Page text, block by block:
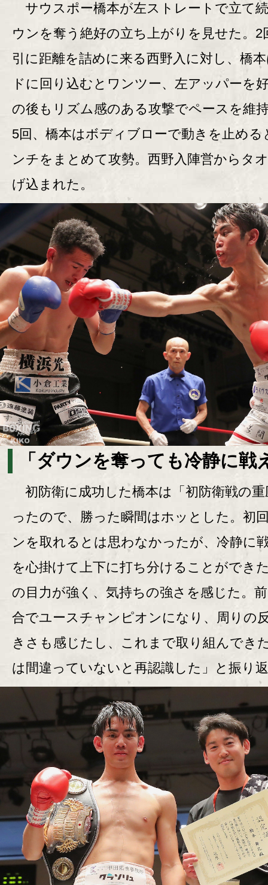
サウスポー橋本が左ストレートで立て
ウンを奪う絶好の立ち上がりを見せた。2
引に距離を詰めに来る西野入に対し、橋
ドに回り込むとワンツー、左アッパーを
の後もリズム感のある攻撃でペースを維
5回、橋本はボディブローで動きを止める
ンチをまとめて攻勢。西野入陣営からタ
げ込まれた。
「ダウンを奪っても冷静に戦
初防衛に成功した橋本は「初防衛戦の
ったので、勝った瞬間はホッとした。初
ンを取れるとは思わなかったが、冷静に
を心掛けて上下に打ち分けることができ
の目力が強く、気持ちの強さを感じた。
合でユースチャンピオンになり、周りの
きさも感じたし、これまで取り組んでき
は間違っていないと再認識した」と振り